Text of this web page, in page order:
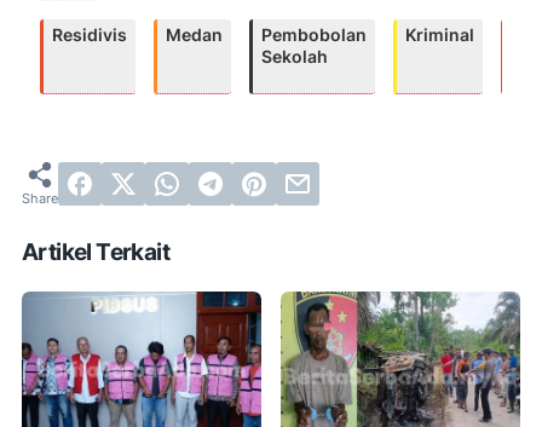
Residivis Medan
Pembobolan
Sekolah
Kriminal
Artikel Terkait